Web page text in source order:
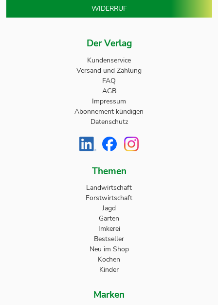
Der Verlag
Kundenservice
Versand und Zahlung
FAQ
AGB
Impressum
Abonnement kündigen
Datenschutz
Themen
Landwirtschaft
Forstwirtschaft
Jagd
Garten
Imkerei
Bestseller
Neu im Shop
Kochen
Kinder
Marken
WIDERRUF